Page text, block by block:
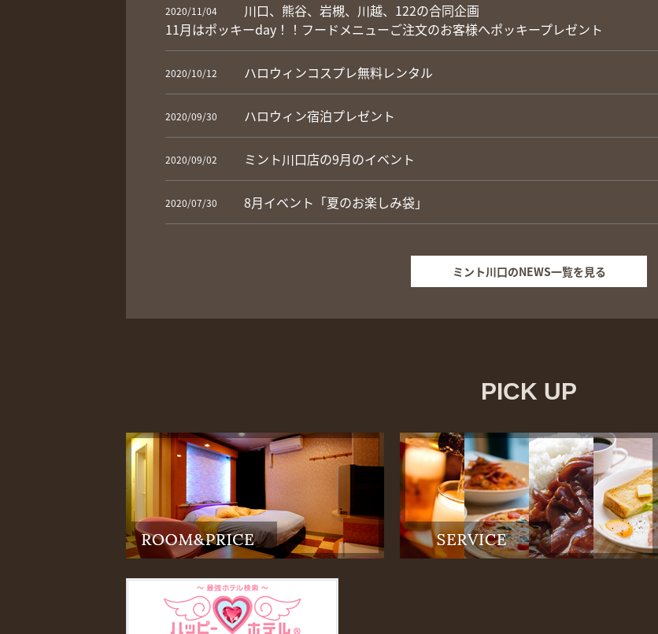
2020/11/04
川口、熊谷、岩槻、川越、122の合同企画
11月はポッキーday！！フードメニューご注文のお客様へポッキープレゼント
2020/10/12 ハロウィンコスプレ無料レンタル
2020/09/30 ハロウィン宿泊プレゼント
2020/09/02 ミント川口店の9月のイベント
2020/07/30 8月イベント「夏のお楽しみ袋」
ミント川口のNEWS一覧を見る
PICK UP